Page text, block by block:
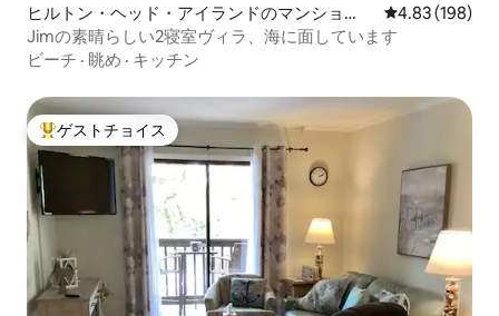
ヒルトン・ヘッド・アイランドのマンショ
ン・アパート
レビュー198
4.83 (198)
Jimの素晴らしい2寝室ヴィラ、海に面しています
ビーチ · 眺め · キッチン
大好評のゲストチョイスです。
ゲストチョイス